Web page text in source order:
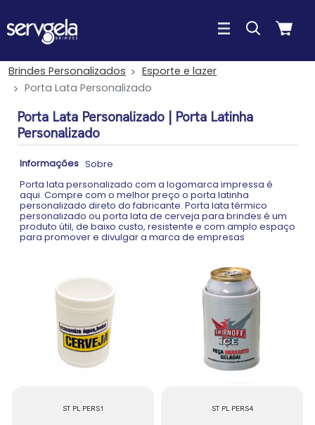
Brindes Personalizados
Esporte e lazer
Porta Lata Personalizado
Porta Lata Personalizado | Porta Latinha
Personalizado
Informações Sobre
Porta lata personalizado com a logomarca impressa é
aqui. Compre com o melhor preço o porta latinha
personalizado direto do fabricante. Porta lata térmico
personalizado ou porta lata de cerveja para brindes é um
produto útil, de baixo custo, resistente e com amplo espaço
para promover e divulgar a marca de empresas
ST PL PERS1 ST PL PERS4